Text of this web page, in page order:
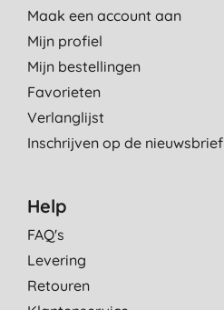
Maak een account aan
Mijn profiel
Mijn bestellingen
Favorieten
Verlanglijst
Inschrijven op de nieuwsbrief
Help
FAQ's
Levering
Retouren